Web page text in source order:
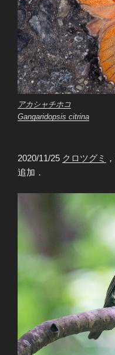
アカシャチホコ
Gangaridopsis citrina
2020/11/25 クロツグミ ，
追加．